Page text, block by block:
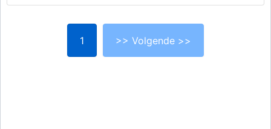
1 >> Volgende >>